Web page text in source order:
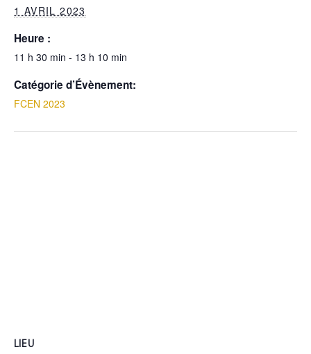
1 AVRIL 2023
Heure :
11 h 30 min - 13 h 10 min
Catégorie d’Évènement:
FCEN 2023
LIEU